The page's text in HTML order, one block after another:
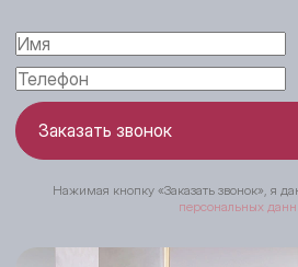
Заказать звонок
Нажимая кнопку «Заказать звонок», я
персональных